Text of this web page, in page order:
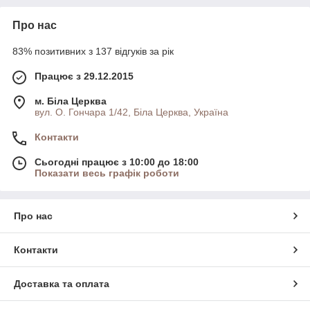
Про нас
83% позитивних з 137 відгуків за рік
Працює з 29.12.2015
м. Біла Церква
вул. О. Гончара 1/42, Біла Церква, Україна
Контакти
Сьогодні працює з 10:00 до 18:00
Показати весь графік роботи
Про нас
Контакти
Доставка та оплата